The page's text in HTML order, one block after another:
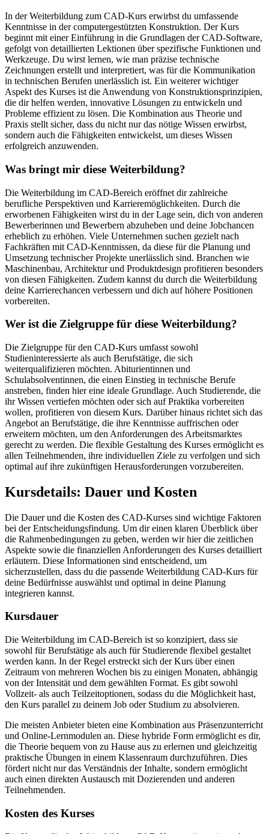
In der Weiterbildung zum CAD-Kurs erwirbst du umfassende
Kenntnisse in der computergestützten Konstruktion. Der Kurs
beginnt mit einer Einführung in die Grundlagen der CAD-Software,
gefolgt von detaillierten Lektionen über spezifische Funktionen und
Werkzeuge. Du wirst lernen, wie man präzise technische
Zeichnungen erstellt und interpretiert, was für die Kommunikation
in technischen Berufen unerlässlich ist. Ein weiterer wichtiger
Aspekt des Kurses ist die Anwendung von Konstruktionsprinzipien,
die dir helfen werden, innovative Lösungen zu entwickeln und
Probleme effizient zu lösen. Die Kombination aus Theorie und
Praxis stellt sicher, dass du nicht nur das nötige Wissen erwirbst,
sondern auch die Fähigkeiten entwickelst, um dieses Wissen
erfolgreich anzuwenden.
Was bringt mir diese Weiterbildung?
Die Weiterbildung im CAD-Bereich eröffnet dir zahlreiche
berufliche Perspektiven und Karrieremöglichkeiten. Durch die
erworbenen Fähigkeiten wirst du in der Lage sein, dich von anderen
Bewerberinnen und Bewerbern abzuheben und deine Jobchancen
erheblich zu erhöhen. Viele Unternehmen suchen gezielt nach
Fachkräften mit CAD-Kenntnissen, da diese für die Planung und
Umsetzung technischer Projekte unerlässlich sind. Branchen wie
Maschinenbau, Architektur und Produktdesign profitieren besonders
von diesen Fähigkeiten. Zudem kannst du durch die Weiterbildung
deine Karrierechancen verbessern und dich auf höhere Positionen
vorbereiten.
Wer ist die Zielgruppe für diese Weiterbildung?
Die Zielgruppe für den CAD-Kurs umfasst sowohl
Studieninteressierte als auch Berufstätige, die sich
weiterqualifizieren möchten. Abiturientinnen und
Schulabsolventinnen, die einen Einstieg in technische Berufe
anstreben, finden hier eine ideale Grundlage. Auch Studierende, die
ihr Wissen vertiefen möchten oder sich auf Praktika vorbereiten
wollen, profitieren von diesem Kurs. Darüber hinaus richtet sich das
Angebot an Berufstätige, die ihre Kenntnisse auffrischen oder
erweitern möchten, um den Anforderungen des Arbeitsmarktes
gerecht zu werden. Die flexible Gestaltung des Kurses ermöglicht es
allen Teilnehmenden, ihre individuellen Ziele zu verfolgen und sich
optimal auf ihre zukünftigen Herausforderungen vorzubereiten.
Kursdetails: Dauer und Kosten
Die Dauer und die Kosten des CAD-Kurses sind wichtige Faktoren
bei der Entscheidungsfindung. Um dir einen klaren Überblick über
die Rahmenbedingungen zu geben, werden wir hier die zeitlichen
Aspekte sowie die finanziellen Anforderungen des Kurses detailliert
erläutern. Diese Informationen sind entscheidend, um
sicherzustellen, dass du die passende Weiterbildung CAD-Kurs für
deine Bedürfnisse auswählst und optimal in deine Planung
integrieren kannst.
Kursdauer
Die Weiterbildung im CAD-Bereich ist so konzipiert, dass sie
sowohl für Berufstätige als auch für Studierende flexibel gestaltet
werden kann. In der Regel erstreckt sich der Kurs über einen
Zeitraum von mehreren Wochen bis zu einigen Monaten, abhängig
von der Intensität und dem gewählten Format. Es gibt sowohl
Vollzeit- als auch Teilzeitoptionen, sodass du die Möglichkeit hast,
den Kurs parallel zu deinem Job oder Studium zu absolvieren.
Die meisten Anbieter bieten eine Kombination aus Präsenzunterricht
und Online-Lernmodulen an. Diese hybride Form ermöglicht es dir,
die Theorie bequem von zu Hause aus zu erlernen und gleichzeitig
praktische Übungen in einem Klassenraum durchzuführen. Dies
fördert nicht nur das Verständnis der Inhalte, sondern ermöglicht
auch einen direkten Austausch mit Dozierenden und anderen
Teilnehmenden.
Kosten des Kurses